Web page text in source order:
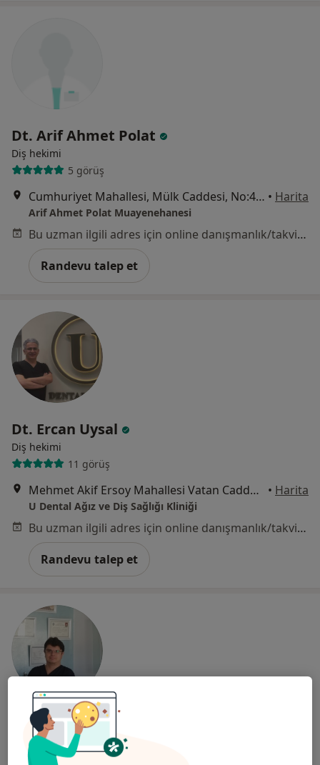
Dt. Arif Ahmet Polat
Diş hekimi
5 görüş
Cumhuriyet Mahallesi, Mülk Caddesi, No:40 D:4, Yenimahalle • Harita
Arif Ahmet Polat Muayenehanesi
Bu uzman ilgili adres için online danışmanlık/takvim sunmuyor.
Randevu talep et
Dt. Ercan Uysal
Diş hekimi
11 görüş
Mehmet Akif Ersoy Mahallesi Vatan Caddesi, Bulvar Effect Ofis No:93/140, 06200 Yenimahalle,, Yenimahalle • Harita
U Dental Ağız ve Diş Sağlığı Kliniği
Bu uzman ilgili adres için online danışmanlık/takvim sunmuyor.
Randevu talep et
Dt. Ali Emrah Uysal
Diş hekimi
67 görüş